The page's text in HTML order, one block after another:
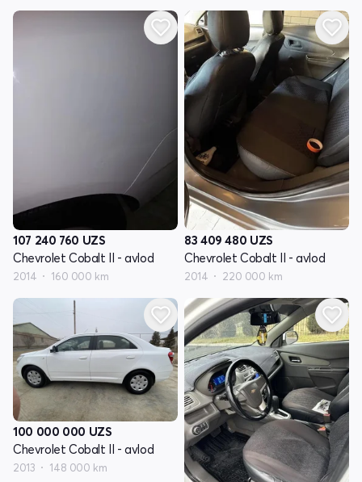
107 240 760 UZS
Chevrolet Cobalt II - avlod
2014 160 000 km
83 409 480 UZS
Chevrolet Cobalt II - avlod
2014 220 000 km
100 000 000 UZS
Chevrolet Cobalt II - avlod
2013 148 000 km